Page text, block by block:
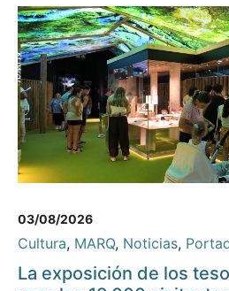
03/08/2026
Cultura, MARQ, Noticias,
La exposición de los